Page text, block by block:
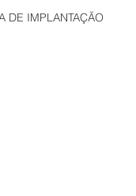
DE IMPLANTAÇÃO